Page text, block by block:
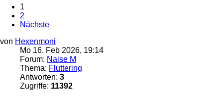
1
2
Nächste
von Hexenmoni
Mo 16. Feb 2026, 19:14
Forum: Naise M
Thema: Fluttering
Antworten: 3
Zugriffe: 11392